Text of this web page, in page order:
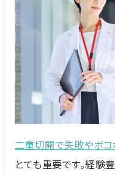
二重切開で失敗やボコ
とても重要です。経験